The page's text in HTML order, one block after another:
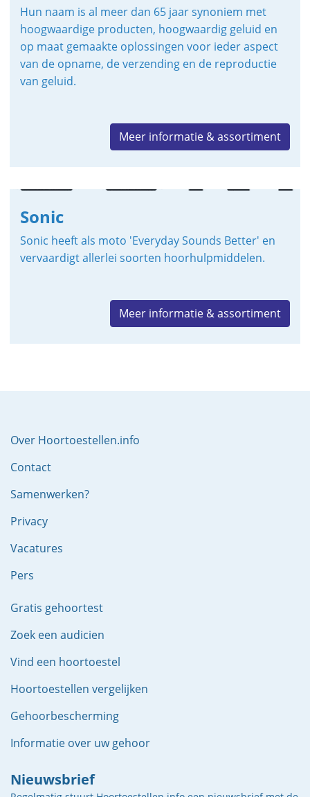
Hun naam is al meer dan 65 jaar synoniem met
hoogwaardige producten, hoogwaardig geluid en
op maat gemaakte oplossingen voor ieder aspect
van de opname, de verzending en de reproductie
van geluid.
Meer informatie & assortiment
Sonic
Sonic heeft als moto 'Everyday Sounds Better' en
vervaardigt allerlei soorten hoorhulpmiddelen.
Meer informatie & assortiment
Over Hoortoestellen.info
Contact
Samenwerken?
Privacy
Vacatures
Pers
Gratis gehoortest
Zoek een audicien
Vind een hoortoestel
Hoortoestellen vergelijken
Gehoorbescherming
Informatie over uw gehoor
Nieuwsbrief